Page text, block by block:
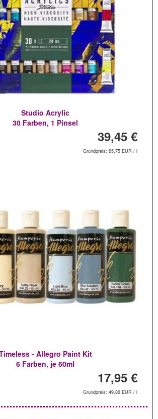
Studio Acrylic
30 Farben, 1 Pinsel
39,45 €
Grundpreis: 65,75 EUR / l
- Allegro Paint Kit
6 Farben, je 60ml
17,95 €
Grundpreis: 49,86 EUR / l